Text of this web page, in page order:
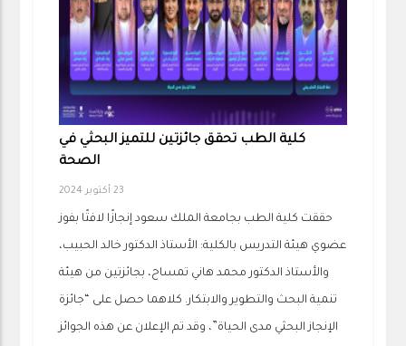
كلية الطب تحقق جائزتين للتميز البحثي في
الصحة
23 أكتوبر 2024
حققت كلية الطب بجامعة الملك سعود إنجازًا لافتًا بفوز
عضوي هيئة التدريس بالكلية: الأستاذ الدكتور خالد الحبيب،
والأستاذ الدكتور محمد هاني تمساح، بجائزتين من هيئة
تنمية البحث والتطوير والابتكار. كلاهما حصل على “جائزة
الإنجاز البحثي مدى الحياة”، وقد تم الإعلان عن هذه الجوائز